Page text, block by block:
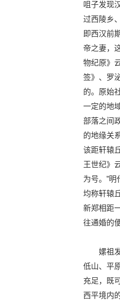
咀子发现
过西陵乡
即西汉前
帝之妻，
物纪原》
签》、罗
的。原始
一定的地
部落之间
的地缘关
该距轩辕
王世纪》
为号。”
均称轩辕
新郑相距
往通婚的
嫘祖
低山、平
充足，既
西平境内